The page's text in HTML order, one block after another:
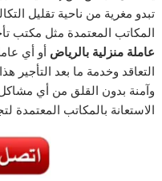
تبدو مغرية من ناحية تقليل
المكاتب المعتمدة مثل مكتب
عاملة منزلية بالرياض أو أي
التعاقد وخدمة ما بعد
وآمنة بدون القلق من أي مشاكل
الاستعانة بالمكاتب المعتمدة